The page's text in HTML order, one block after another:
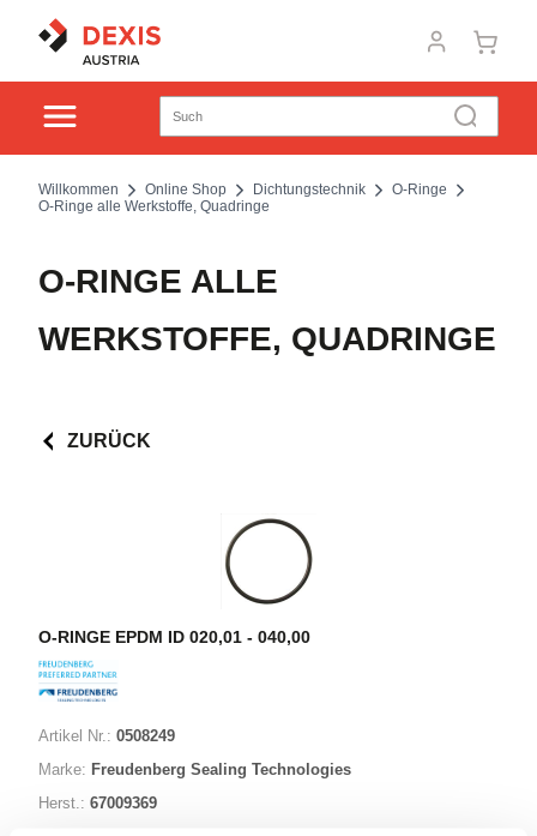
Willkommen Online Shop Dichtungstechnik
O-Ringe
O-Ringe alle Werkstoffe, Quadringe
O-RINGE ALLE
WERKSTOFFE, QUADRINGE
ZURÜCK
O-RINGE EPDM ID 020,01 - 040,00
Artikel Nr.: 0508249
Marke: Freudenberg Sealing Technologies
Herst.: 67009369